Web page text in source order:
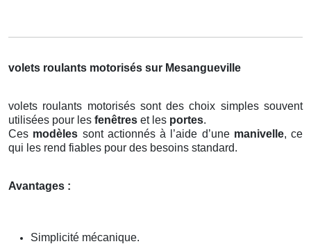
volets roulants motorisés sur Mesangueville
volets roulants motorisés sont des choix simples souvent
utilisées pour les fenêtres et les portes.
Ces modèles sont actionnés à l’aide d’une manivelle, ce
qui les rend fiables pour des besoins standard.
Avantages :
Simplicité mécanique.